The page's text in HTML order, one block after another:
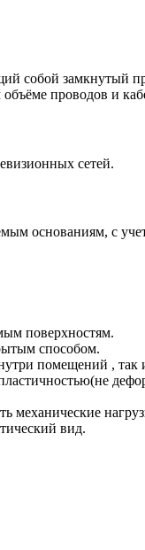
собой замкнутый
проводов и
сетей.
основаниям, с
поверхностям.
способом.
помещений , так
вид.